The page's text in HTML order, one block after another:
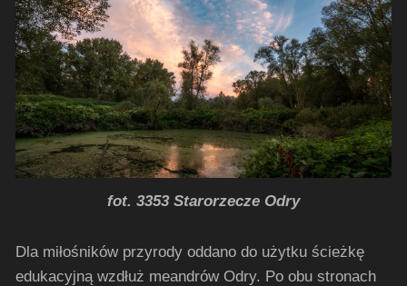
fot. 3353 Starorzecze Odry
Dla miłośników przyrody oddano do użytku ścieżkę
edukacyjną wzdłuż meandrów Odry. Po obu stronach